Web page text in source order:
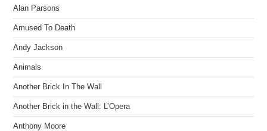
Alan Parsons
Amused To Death
Andy Jackson
Animals
Another Brick In The Wall
Another Brick in the Wall: L’Opera
Anthony Moore